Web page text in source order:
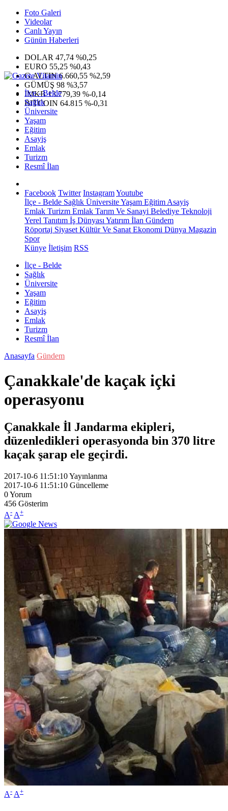
Foto Galeri
Videolar
Canlı Yayın
Günün Haberleri
DOLAR 47,74 %0,25
EURO 55,25 %0,43
G.ALTIN6.660,55 %2,59
GÜMÜŞ 98 %3,57
IMKB13.779,39 %-0,14
BITCOIN 64.815 %-0,31
İlçe - Belde
Sağlık
Üniversite
Yaşam
Eğitim
Asayiş
Emlak
Turizm
Resmî İlan
Facebook Twitter InstagramYoutube
İlçe - Belde Sağlık ÜniversiteYaşam Eğitim Asayiş
Emlak Turizm Emlak Tarım Ve Sanayi Belediye Teknoloji
Yerel Tanıtım İş Dünyası Yatırım İlan Gündem
Röportaj Siyaset Kültür Ve Sanat Ekonomi Dünya Magazin
Spor
Künye İletişim RSS
İlçe - Belde
Sağlık
Üniversite
Yaşam
Eğitim
Asayiş
Emlak
Turizm
Resmî İlan
Anasayfa Gündem
Çanakkale'de kaçak içki
operasyonu
Çanakkale İl Jandarma ekipleri,
düzenledikleri operasyonda bin 370 litre
kaçak şarap ele geçirdi.
2017-10-6 11:51:10Yayınlanma
2017-10-6 11:51:10 Güncelleme
0Yorum
456 Gösterim
A- A+
A- A+